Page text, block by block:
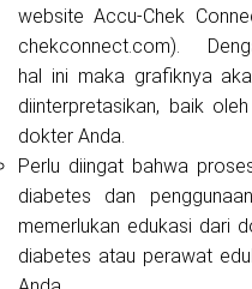
website Accu-Chek
chekconnect.com).
hal ini maka grafiknya
diinterpretasikan, baik
dokter Anda.
Perlu diingat bahwa
diabetes dan
memerlukan edukasi dari
diabetes atau perawat